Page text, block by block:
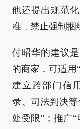
他还提出规范
准，禁止强制捆
付昭华的建议
的商家，可适用
建立跨部门信
录、司法判决
处受限”；推广